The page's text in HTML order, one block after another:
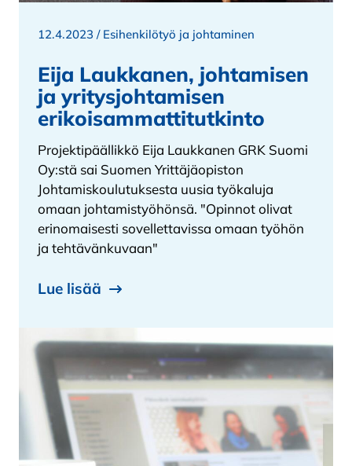
12.4.2023 / Esihenkilötyö ja johtaminen
Eija Laukkanen, johtamisen
ja yritysjohtamisen
erikoisammattitutkinto
Projektipäällikkö Eija Laukkanen GRK Suomi
Oy:stä sai Suomen Yrittäjäopiston
Johtamiskoulutuksesta uusia työkaluja
omaan johtamistyöhönsä. "Opinnot olivat
erinomaisesti sovellettavissa omaan työhön
ja tehtävänkuvaan"
Lue lisää